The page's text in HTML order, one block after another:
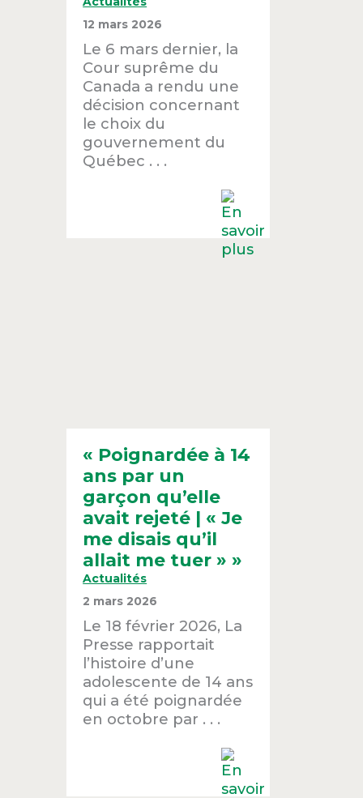
12 mars 2026
Le 6 mars dernier, la
Cour suprême du
Canada a rendu une
décision concernant
le choix du
gouvernement du
Québec . . .
« Poignardée à 14
ans par un
garçon qu’elle
avait rejeté | « Je
me disais qu’il
allait me tuer » »
Actualités
2 mars 2026
Le 18 février 2026, La
Presse rapportait
l’histoire d’une
adolescente de 14 ans
qui a été poignardée
en octobre par . . .